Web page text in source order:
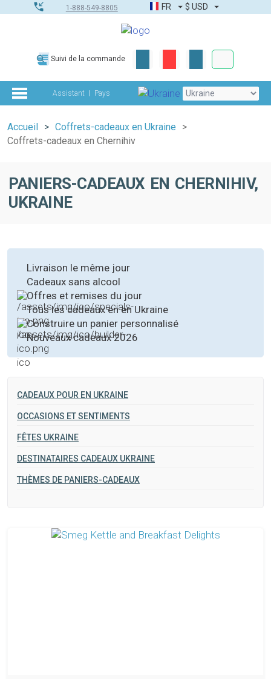
1-888-549-8805 FR $ USD
Suivi de la commande
Assistant Pays
Accueil
Coffrets-cadeaux en Ukraine
Coffrets-cadeaux en Chernihiv
PANIERS-CADEAUX EN CHERNIHIV,
UKRAINE
Livraison le même jour
Cadeaux sans alcool
Offres et remises du jour
Tous les cadeaux en en Ukraine
Construire un panier personnalisé
Nouveaux cadeaux 2026
CADEAUX POUR EN UKRAINE
OCCASIONS ET SENTIMENTS
FÊTES UKRAINE
DESTINATAIRES CADEAUX UKRAINE
THÈMES DE PANIERS-CADEAUX